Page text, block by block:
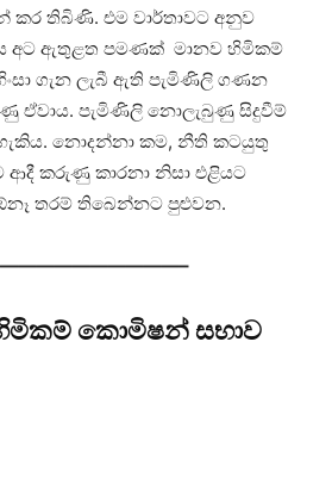
කර තිබිණි. එම වාර්තාවට අනුව
අට ඇතුළත පමණක් මානව හිමිකම්
ගැන ලැබී ඇති පැමිණිලි ගණන
ඒවාය. පැමිණිලි නොලැබුණු සිදුවීම්
නොදන්නා කම, නීති කටයුතු
ආදී කරුණු කාරනා නිසා එළියට
තරම් තිබෙන්නට පුළුවන.
හිමිකම් කොමිෂන් සභාව